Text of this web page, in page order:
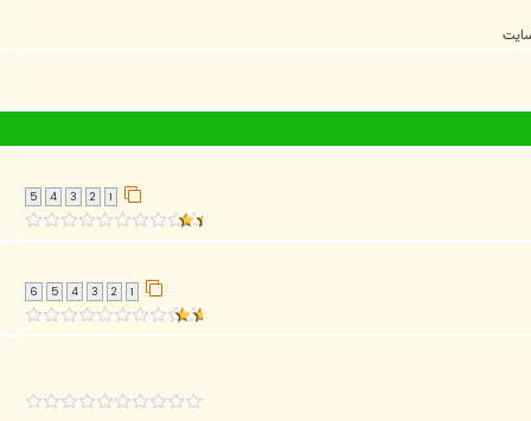
1
2
3
4
5
1
2
3
4
5
6